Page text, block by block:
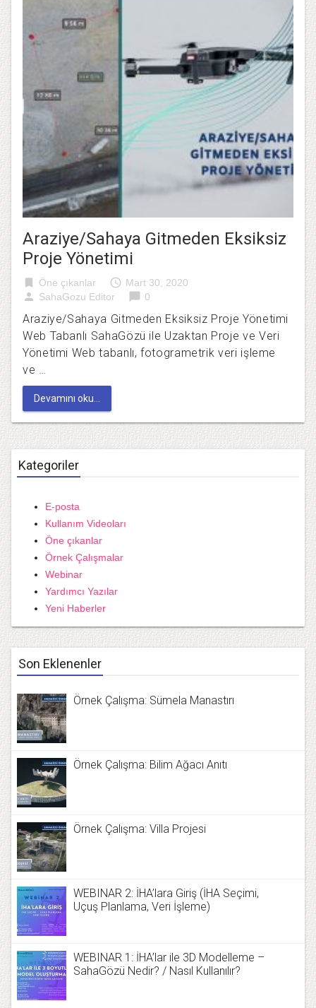
Araziye/Sahaya Gitmeden Eksiksiz
Proje Yönetimi
bookmark Öne çıkanlar access_time Mart 30, 2020
person SahaGozu Editor chat_bubble 0
Araziye/Sahaya Gitmeden Eksiksiz Proje Yönetimi
Web Tabanlı SahaGözü ile Uzaktan Proje ve Veri
Yönetimi Web tabanlı, fotogrametrik veri işleme
ve …
Devamını oku...
Kategoriler
E-posta
Kullanım Videoları
Öne çıkanlar
Örnek Çalışmalar
Webinar
Yardımcı Yazılar
Yeni Haberler
Son Eklenenler
Örnek Çalışma: Sümela Manastırı
Örnek Çalışma: Bilim Ağacı Anıtı
Örnek Çalışma: Villa Projesi
WEBINAR 2: İHA’lara Giriş (İHA Seçimi,
Uçuş Planlama, Veri İşleme)
WEBINAR 1: İHA’lar ile 3D Modelleme –
SahaGözü Nedir? / Nasıl Kullanılır?